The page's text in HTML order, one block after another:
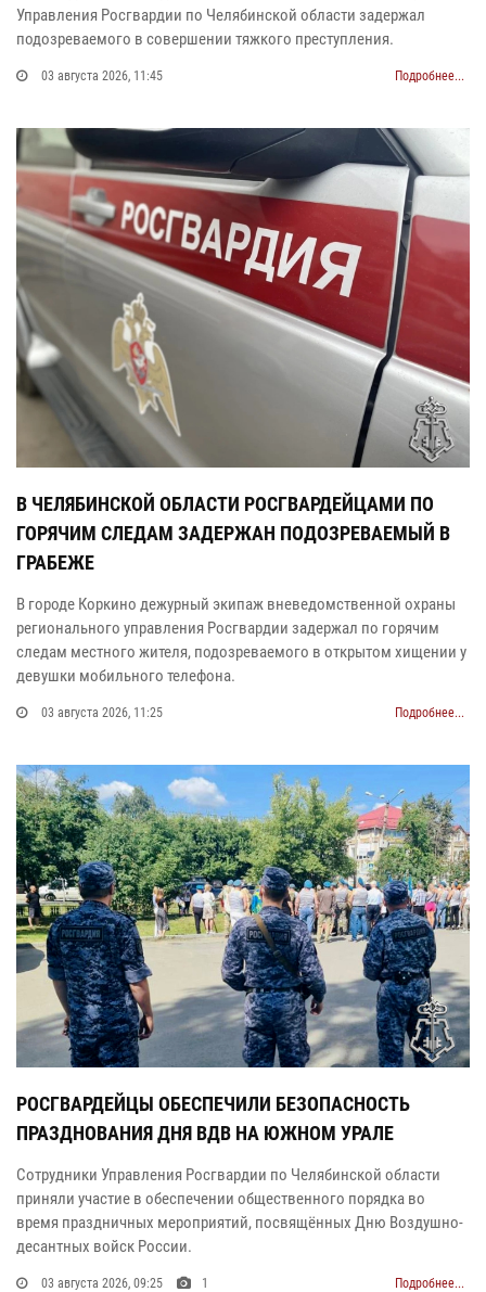
Управления Росгвардии по Челябинской области задержал
подозреваемого в совершении тяжкого преступления.
03 августа 2026, 11:45 Подробнее...
В ЧЕЛЯБИНСКОЙ ОБЛАСТИ РОСГВАРДЕЙЦАМИ ПО
ГОРЯЧИМ СЛЕДАМ ЗАДЕРЖАН ПОДОЗРЕВАЕМЫЙ В
ГРАБЕЖЕ
В городе Коркино дежурный экипаж вневедомственной охраны
регионального управления Росгвардии задержал по горячим
следам местного жителя, подозреваемого в открытом хищении у
девушки мобильного телефона.
03 августа 2026, 11:25 Подробнее...
РОСГВАРДЕЙЦЫ ОБЕСПЕЧИЛИ БЕЗОПАСНОСТЬ
ПРАЗДНОВАНИЯ ДНЯ ВДВ НА ЮЖНОМ УРАЛЕ
Сотрудники Управления Росгвардии по Челябинской области
приняли участие в обеспечении общественного порядка во
время праздничных мероприятий, посвящённых Дню Воздушно-
десантных войск России.
03 августа 2026, 09:25 1 Подробнее...